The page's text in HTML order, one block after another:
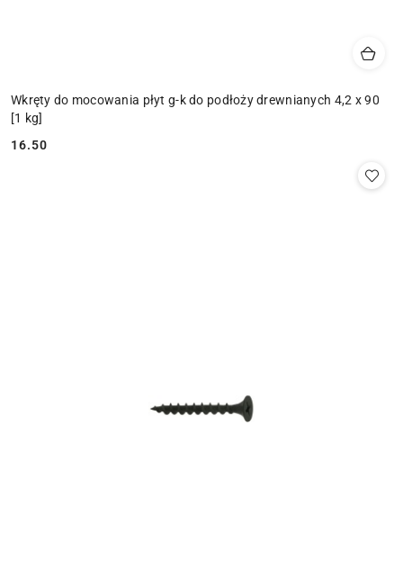
Wkręty do mocowania płyt g-k do podłoży drewnianych 4,2 x 90
[1 kg]
Cena:
16.50